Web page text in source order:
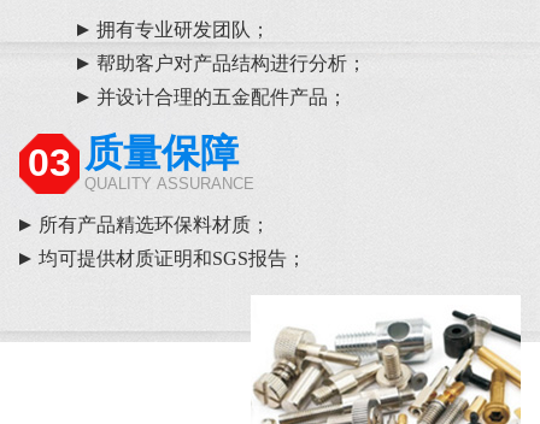
拥有专业研发团队；
帮助客户对产品结构进行分析；
并设计合理的五金配件产品；
03 质量保障
QUALITY ASSURANCE
所有产品精选环保料材质；
均可提供材质证明和SGS报告；